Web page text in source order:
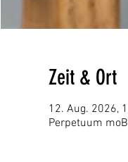
Zeit & Ort
12. Aug. 2026,
Perpetuum